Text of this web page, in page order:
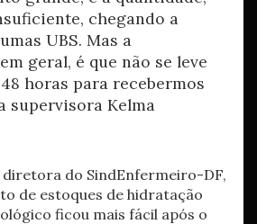
chegando a
UBS. Mas a
geral, é que não se leve
horas para recebermos
supervisora Kelma
do SindEnfermeiro-DF,
de estoques de hidratação
ficou mais fácil após o